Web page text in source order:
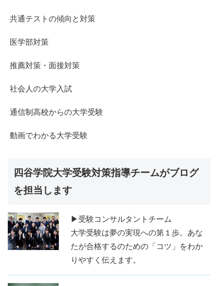
共通テストの傾向と対策
医学部対策
推薦対策・面接対策
社会人の大学入試
通信制高校からの大学受験
動画でわかる大学受験
四谷学院大学受験対策指導チームがブログ
を担当します
▶受験コンサルタントチーム
大学受験は夢の実現への第１歩。あな
たが合格するのための「コツ」をわか
りやすく伝えます。